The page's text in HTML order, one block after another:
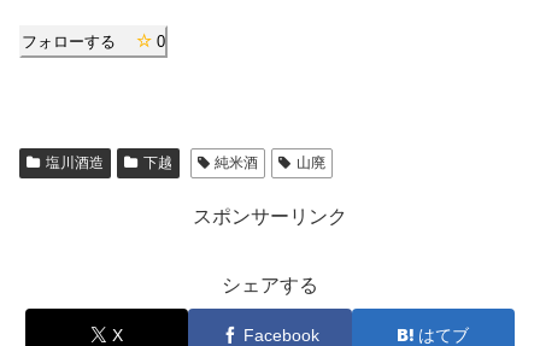
フォローする 0
塩川酒造 下越 純米酒 山廃
スポンサーリンク
シェアする
X Facebook はてブ